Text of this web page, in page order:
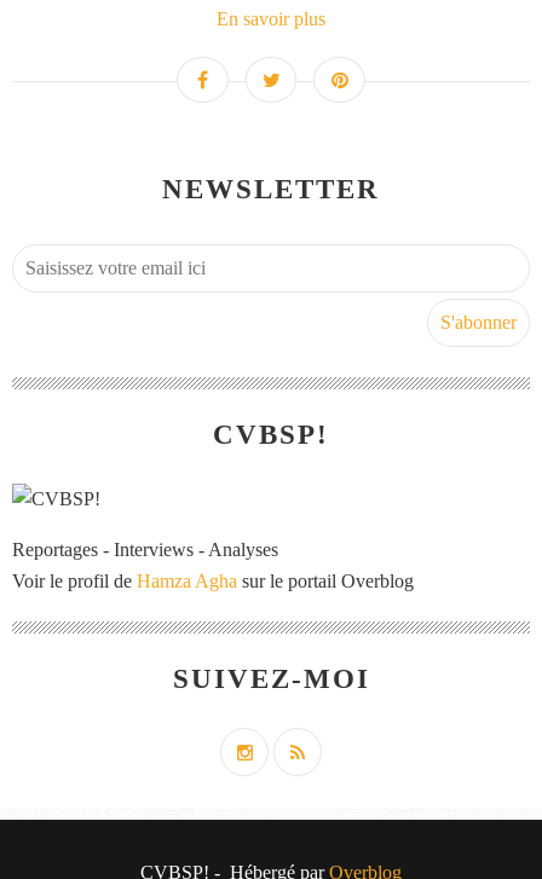
En savoir plus
NEWSLETTER
CVBSP!
Reportages - Interviews - Analyses
Voir le profil de Hamza Agha sur le portail Overblog
SUIVEZ-MOI
CVBSP! - Hébergé parOverblog